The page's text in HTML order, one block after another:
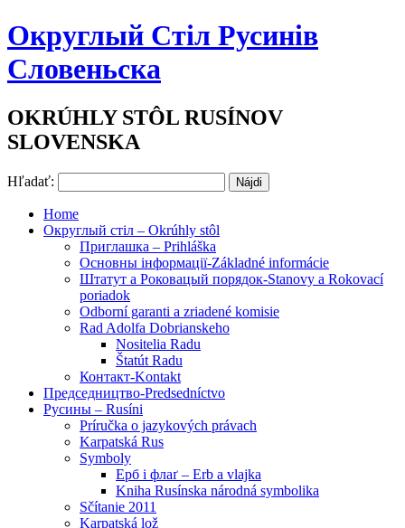
Округлый Стіл Русинів
Словеньска
OKRÚHLY STÔL RUSÍNOV
SLOVENSKA
Hľadať:
Home
Округлый стіл – Okrúhly stôl
Приглашка – Prihláška
Основны інформації-Základné informácie
Штатут a Роковацый порядок-Stanovy a Rokovací
poriadok
Odborní garanti a zriadené komisie
Rad Adolfa Dobrianskeho
Nositelia Radu
Štatút Radu
Контакт-Kontakt
Председництво-Predsedníctvo
Русины – Rusíni
Príručka o jazykových právach
Karpatská Rus
Symboly
Ерб і флаґ – Erb a vlajka
Kniha Rusínska národná symbolika
Sčítanie 2011
Karpatská lož